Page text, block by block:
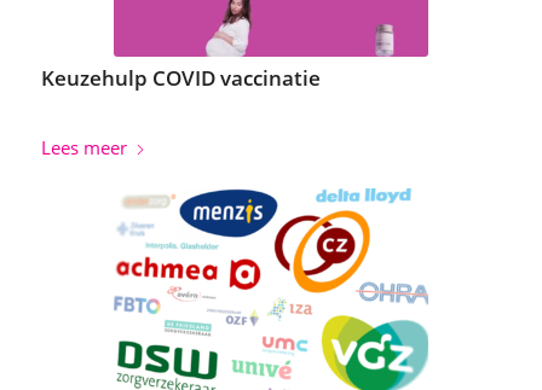
Keuzehulp COVID vaccinatie
Lees meer